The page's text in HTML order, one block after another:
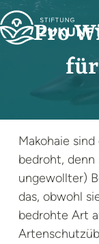
Foto: Elaine Brewer
Pro
für
Makohaie
bedroht,
ungewollter)
das, obwohl
bedrohte Art